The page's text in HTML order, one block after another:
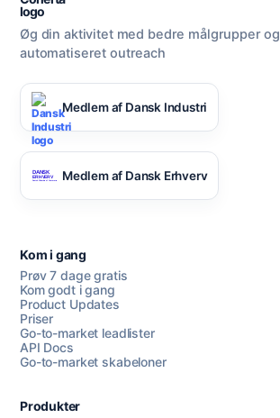
Øg din aktivitet med bedre målgrupper og
automatiseret outreach
Medlem af Dansk Industri
Medlem af Dansk Erhverv
Kom i gang
Prøv 7 dage gratis
Kom godt i gang
Product Updates
Priser
Go-to-market leadlister
API Docs
Go-to-market skabeloner
Produkter